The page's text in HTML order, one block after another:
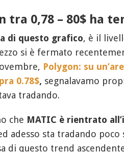
tra 0,78 – 80$ ha
di questo grafico, è il
si è fermato
Polygon: su
0.78$, segnalavamo
tradando.
che MATIC è rientrato
adesso sta tradando poco
di questo trend